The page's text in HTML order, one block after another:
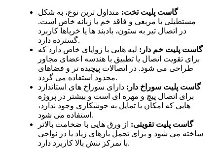
گاست پلیت تخت: متداول‌ ترین نوع، به شکل
مستطیلی یا مربعی و فاقد خم یا زبانه خاص است.
در اتصال تیر به ستون، بادبند ها یا خرپاها کاربرد
گسترده دارد.
گاست پلیت خم‌ دار: لبه‌ هایی با زوایای خاص دارد که
برای تقویت اتصال یا تطبیق با هندسه اعضای مجاور
طراحی می‌ شود. در اتصالات پیچیده‌ تر و فضاهای
محدود استفاده می‌ گردد.
گاست پلیت سوراخ‌ دار:دارای سوراخ‌ های استاندارد
برای اتصال پیچ و مهره‌ ای است و بیشتر در پروژه‌
هایی که امکان یا تمایل به جوشکاری وجود ندارد،
استفاده می‌ شود.
گاست پلیت تقویتی: از ورق‌ هایی با ضخامت بالاتر
ساخته می‌ شود و برای تحمل بارهای زیاد یا در نواحی
با تمرکز تنش بالا کاربرد دارد.